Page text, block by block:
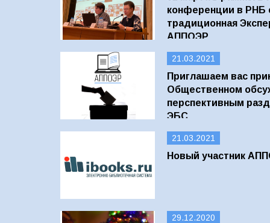
конференции в РНБ
традиционная
АППОЭР
21.03.2021
Приглашаем вас
Общественном
перспективным
ЭБС
21.03.2021
Новый участник
29.12.2020